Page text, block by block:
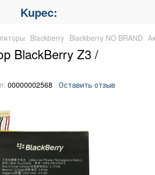
Kupec:
Blackberry Blackberry NO BRAND
BlackBerry Z3 /
00000002568 Оставить отзыв